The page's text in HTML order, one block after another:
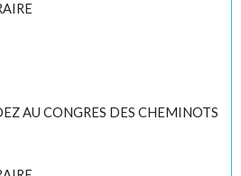
AU CONGRES DES CHEMINOTS